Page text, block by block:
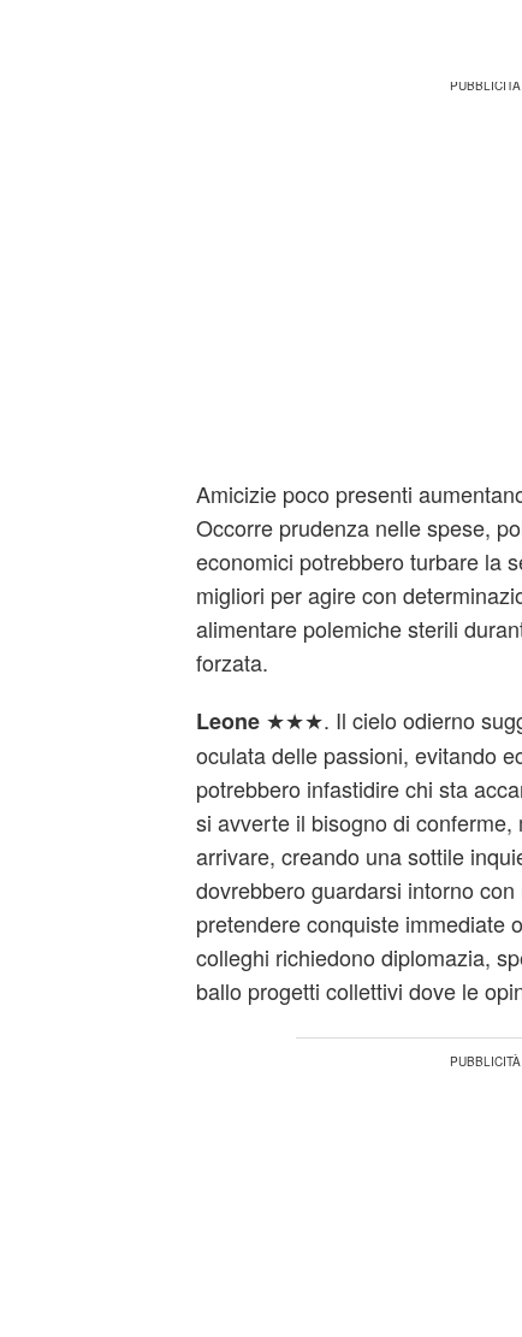
Amicizie poco presenti
Occorre prudenza nelle spese,
economici potrebbero turbare la
migliori per agire con
alimentare polemiche sterili
forzata.
Leone★★★. Il cielo odierno
oculata delle passioni, evitando
potrebbero infastidire chi sta
si avverte il bisogno di
arrivare, creando una sottile
dovrebbero guardarsi intorno
pretendere conquiste immediate
colleghi richiedono diplomazia,
ballo progetti collettivi dove le